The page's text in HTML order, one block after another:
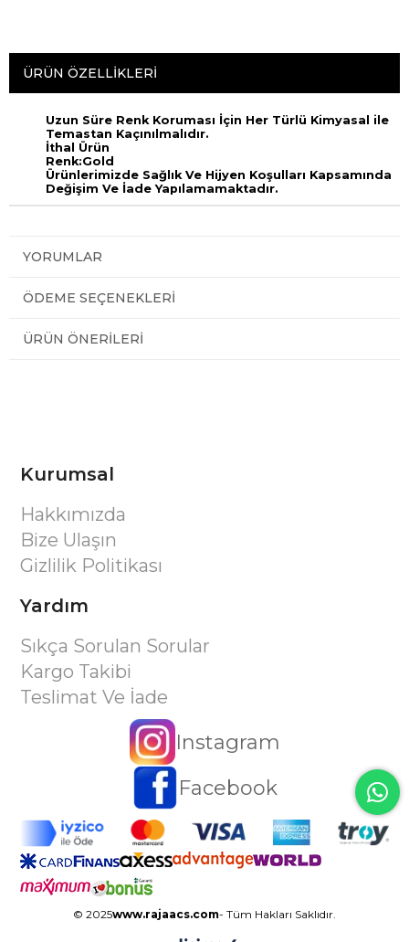
ÜRÜN ÖZELLIKLERI
Uzun Süre Renk Koruması İçin Her Türlü Kimyasal ile
Temastan Kaçınılmalıdır.
İthal Ürün
Renk:Gold
Ürünlerimizde Sağlık Ve Hijyen Koşulları Kapsamında
Değişim Ve İade Yapılamamaktadır.
YORUMLAR
ÖDEME SEÇENEKLERI
ÜRÜN ÖNERILERI
Kurumsal
Hakkımızda
Bize Ulaşın
Gizlilik Politikası
Yardım
Sıkça Sorulan Sorular
Kargo Takibi
Teslimat Ve İade
Instagram
Facebook
© 2025www.rajaacs.com- Tüm Hakları Saklıdır.